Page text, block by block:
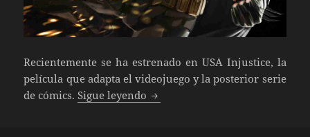
Recientemente se ha estrenado en USA Injustice, la
película que adapta el videojuego y la posterior serie
de cómics.Sigue leyendo Injustice